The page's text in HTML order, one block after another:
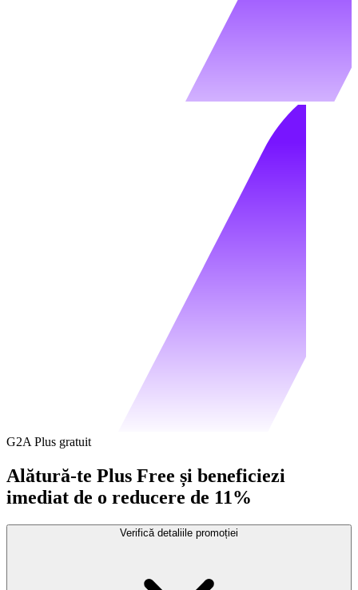
G2A Plus gratuit
Alătură-te Plus Free și beneficiezi
imediat de o reducere de 11%
Verifică detaliile promoției